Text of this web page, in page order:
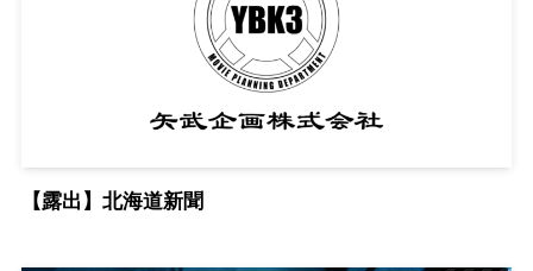
【露出】北海道新聞